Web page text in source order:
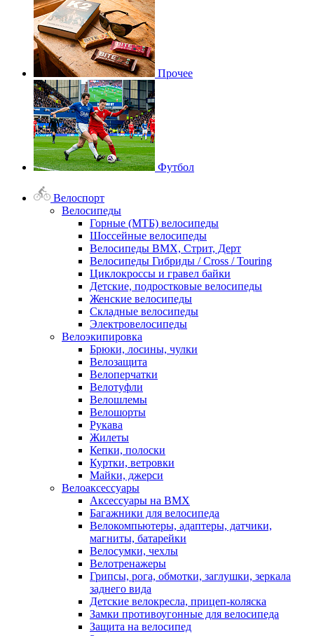
Прочее
Футбол
Велоспорт
Велосипеды
Горные (МТБ) велосипеды
Шоссейные велосипеды
Велосипеды BMX, Стрит, Дерт
Велосипеды Гибриды / Cross / Touring
Циклокроссы и гравел байки
Детские, подростковые велосипеды
Женские велосипеды
Складные велосипеды
Электровелосипеды
Велоэкипировка
Брюки, лосины, чулки
Велозащита
Велоперчатки
Велотуфли
Велошлемы
Велошорты
Рукава
Жилеты
Кепки, полоски
Куртки, ветровки
Майки, джерси
Велоаксессуары
Аксессуары на BMX
Багажники для велосипеда
Велокомпьютеры, адаптеры, датчики,
магниты, батарейки
Велосумки, чехлы
Велотренажеры
Грипсы, рога, обмотки, заглушки, зеркала
заднего вида
Детские велокресла, прицеп-коляска
Замки противоугонные для велосипеда
Защита на велосипед